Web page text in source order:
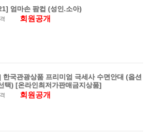
엄마손 팜컵 (성인.소아)
회원공개
국관광상품 프리미엄 극세사 수면안대 (옵션
택) [온라인최저가판매금지상품]
회원공개